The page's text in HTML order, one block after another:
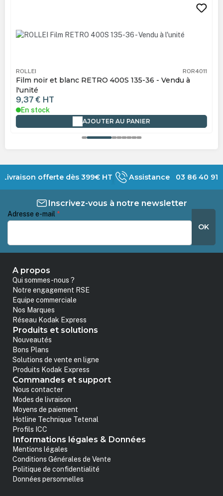
ROLLEI ROR4011
Film noir et blanc RETRO 400S 135-36 - Vendu à
l'unité
9,37 € HT
En stock
AJOUTER AU PANIER
Livraison offerte dès 399€ HT Assistance 03 86 40 91
Inscrivez-vous à notre newsletter
Adresse e-mail *
OK
A propos
Qui sommes-nous ?
Notre engagement RSE
Equipe commerciale
Nos Marques
Réseau Kodak Express
Produits et solutions
Nouveautés
Bons Plans
Solutions de vente en ligne
Produits Kodak Express
Commandes et support
Nous contacter
Modes de livraison
Moyens de paiement
Hotline Technique Tetenal
Profils ICC
Informations légales & Données
Mentions légales
Conditions Générales de Vente
Politique de confidentialité
Données personnelles